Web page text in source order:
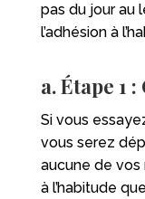
pas du jour au
l’adhésion à
a. Étape 1
Si vous
vous serez
aucune de
à l’habitude